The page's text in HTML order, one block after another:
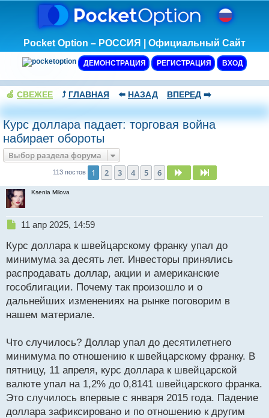
Pocket Option – РОССИЯ | Официальный Сайт
ДЕМОНСТРАЦИЯ РЕГИСТРАЦИЯ ВХОД
🍏 СВЕЖЕЕ ⤴️ ГЛАВНАЯ ⬅️ НАЗАД ВПЕРЕД ➡️
Курс доллара падает: торговая война
набирает обороты
Выбор раздела форума
113 постов 1 2 3 4 5 6 След.
Ksenia Milova
Н
п
р
ч
и
т
а
н
ы
й
о
с
т
11 апр 2025, 14:59
Курс доллара к швейцарскому франку упал до
минимума за десять лет. Инвесторы принялись
распродавать доллар, акции и американские
гособлигации. Почему так произошло и о
дальнейших изменениях на рынке поговорим в
нашем материале.
Что случилось? Доллар упал до десятилетнего
минимума по отношению к швейцарскому франку. В
пятницу, 11 апреля, курс доллара к швейцарской
валюте упал на 1,2% до 0,8141 швейцарского франка.
Это случилось впервые с января 2015 года. Падение
доллара зафиксировано и по отношению к другим